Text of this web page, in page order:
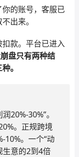
的账号，客服已
出来。
款。平台已进入
盘只有两种结
。
20%-30%”。
。正规跨境
10%。一个“动
生意的2到4倍